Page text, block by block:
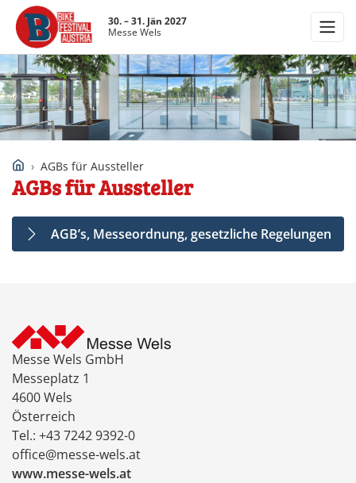
30. – 31. Jän 2027
Messe Wels
AGBs für Aussteller
AGBs für Aussteller
AGB’s, Messeordnung, gesetzliche Regelungen
Messe Wels GmbH
Messeplatz 1
4600 Wels
Österreich
Tel.: +43 7242 9392-0
office@messe-wels.at
www.messe-wels.at